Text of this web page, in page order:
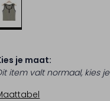
je maat:
item valt normaal, kies